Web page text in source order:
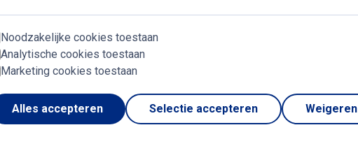
Onderwerpen
Noodzakelijke cookies toestaan
Analytische cookies toestaan
Marketing cookies toestaan
Alles accepteren Selectie accepteren Weigeren